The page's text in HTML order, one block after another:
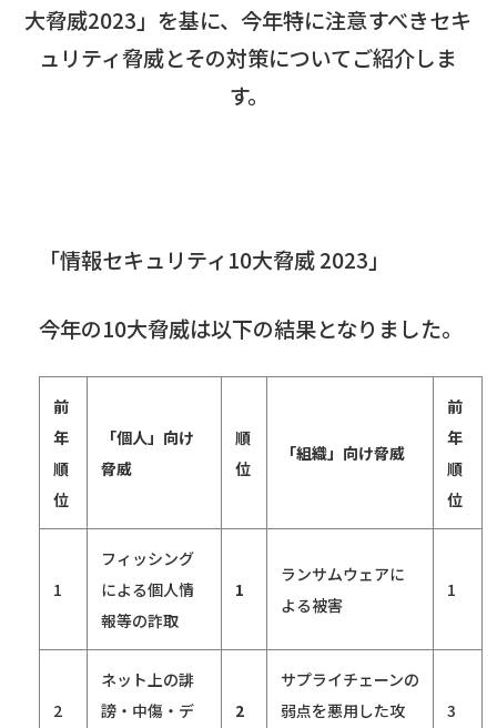
大脅威2023」を基に、今年特に注意すべきセキ
ュリティ脅威とその対策についてご紹介しま
す。
「情報セキュリティ 10大脅威2023 」
今年の10大脅威は以下の結果となりました。
前
年
順
位
「個人」向け
脅威
順
位
「組織」向け脅威
前
年
順
位
1
フィッシング
による個人情
報等の詐取
1
ランサムウェアに
よる被害
1
2
ネット上の誹
謗・中傷・デ
2
サプライチェーンの
弱点を悪用した攻
3